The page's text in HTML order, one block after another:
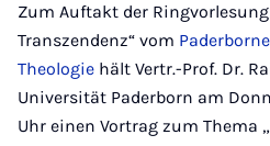
Zum Auftakt der
Transzendenz“ vom
Theologie hält Vertr.-Prof. Dr.
Universität Paderborn am
Uhr einen Vortrag zum Thema